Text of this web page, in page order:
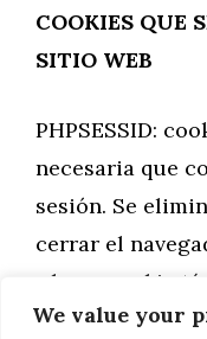
We value your
COOKIES QUE
SITIO WEB
PHPSESSID:
necesaria que
sesión. Se
cerrar el
_lang: cookie
necesaria que